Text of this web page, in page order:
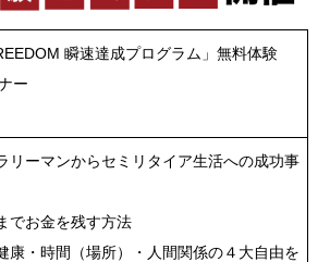
瞬速達成プログラム」無料体験
ー
リーマンからセミリタイア生活への成功事
でお金を残す方法
康・時間（場所）・人間関係の４大自由を